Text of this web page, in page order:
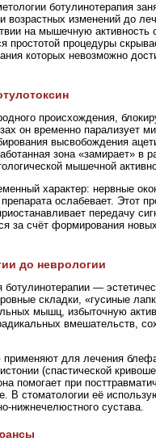
ботулинотерапия
изменений до
на мышечную
простотой процедуры
которых невозможно
происхождения,
он временно парализует
высвобождения
зона «замирает» в
мышечной
характер: нервные
ослабевает. Этот
передачу
за счёт формирования
до неврологии
ботулинотерапии —
складки, «гусиные
мышц, избыточную
вмешательств,
для лечения
(спастической
помогает при
В стоматологии её
нижнечелюстного сустава.